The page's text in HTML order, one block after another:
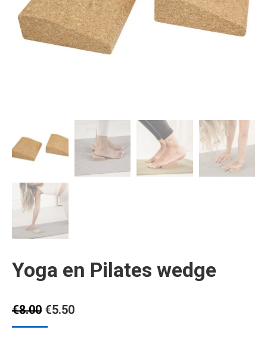
Yoga en Pilates wedge
€8.00 Oorspronkelijke
prijs
€5.50Huidige